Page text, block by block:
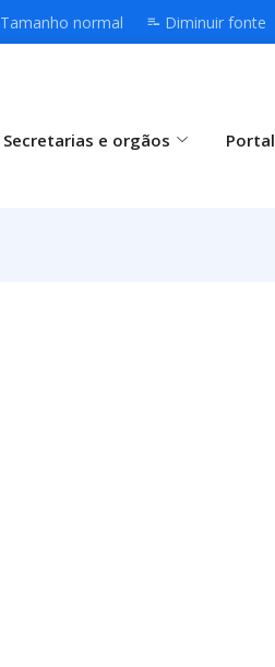
Tamanho normal Diminuir fonte
Secretarias e orgãos